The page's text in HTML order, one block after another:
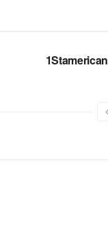
1Stamerican